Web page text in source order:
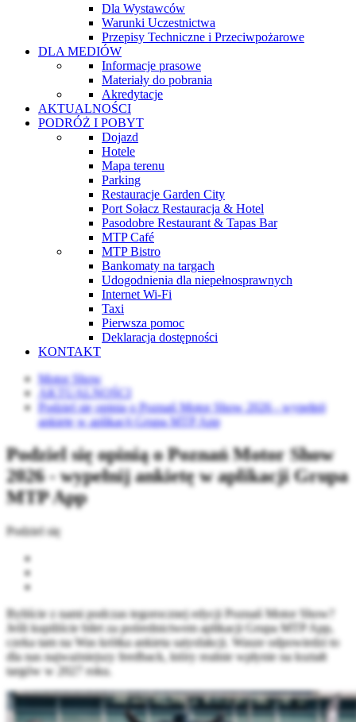
Dla Wystawców
Warunki Uczestnictwa
Przepisy Techniczne i Przeciwpożarowe
DLA MEDIÓW
Informacje prasowe
Materiały do pobrania
Akredytacje
AKTUALNOŚCI
PODRÓŻ I POBYT
Dojazd
Hotele
Mapa terenu
Parking
Restauracje Garden City
Port Sołacz Restauracja & Hotel
Pasodobre Restaurant & Tapas Bar
MTP Café
MTP Bistro
Bankomaty na targach
Udogodnienia dla niepełnosprawnych
Internet Wi-Fi
Taxi
Pierwsza pomoc
Deklaracja dostępności
KONTAKT
Motor Show
AKTUALNOŚCI
Podziel się opinią o Poznań Motor Show 2026 - wypełnij
ankietę w aplikacji Grupa MTP App
Podziel się opinią o Poznań Motor Show
2026 - wypełnij ankietę w aplikacji Grupa
MTP App
Podziel się
Byliście z nami podczas tegorocznej edycji Poznań Motor Show?
Jeśli kupiliście bilet za pośrednictwem aplikacji Grupa MTP App,
czeka tam na Was krótka ankieta satysfakcji. Wasze odpowiedzi to
dla nas najważniejszy feedback, który realnie wpłynie na kształt
targów w 2027 roku.